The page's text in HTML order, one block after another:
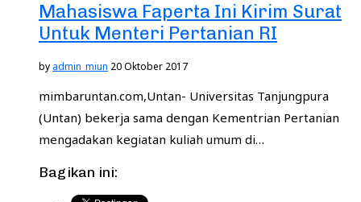
Mahasiswa Faperta Ini Kirim Surat
Untuk Menteri Pertanian RI
by admin_miun 20 Oktober 2017
mimbaruntan.com,Untan- Universitas Tanjungpura
(Untan) bekerja sama dengan Kementrian Pertanian
mengadakan kegiatan kuliah umum di…
Bagikan ini: